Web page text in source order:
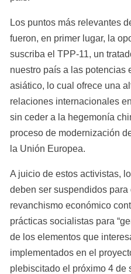
Los puntos más relevantes
fueron, en primer lugar, la
suscriba el TPP-11, un
nuestro país a las potencias
asiático, lo cual ofrece una
relaciones internacionales
sin ceder a la hegemonía
proceso de modernización
la Unión Europea.
A juicio de estos activistas,
deben ser suspendidos
revanchismo económico
prácticas socialistas para
de los elementos que
implementados en el
plebiscitado el próximo 4 de